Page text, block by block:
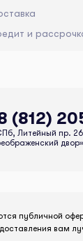
и
(812)
Литейный пр.
публичной
вам